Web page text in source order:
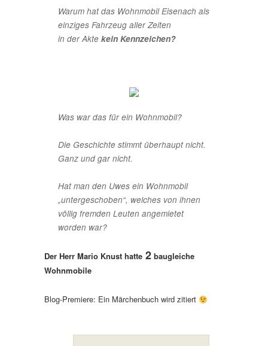
Warum hat das Wohnmobil Eisenach als
einziges Fahrzeug aller Zeiten
in der Akte kein Kennzeichen?
Was war das für ein Wohnmobil?
Die Geschichte stimmt überhaupt nicht.
Ganz und gar nicht.
Hat man den Uwes ein Wohnmobil
„untergeschoben“, welches von ihnen
völlig fremden Leuten angemietet
worden war?
Der Herr Mario Knust hatte 2 baugleiche
Wohnmobile
Blog-Premiere: Ein Märchenbuch wird zitiert